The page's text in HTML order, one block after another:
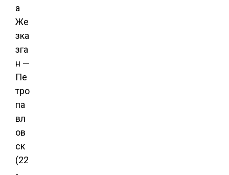
а
Же
зка
зга
н —
Пе
тро
па
вл
ов
ск
(22